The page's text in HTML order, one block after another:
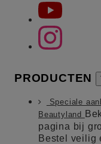
PRODUCTEN
Speciale
Beautyland
pagina bij
Bestel veilig